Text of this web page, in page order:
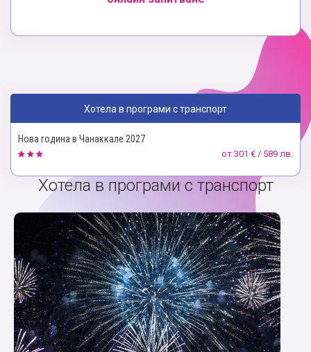
Хотела в програми с транспорт
Нова година в Чанаккале 2027
от 301 € / 589 лв.
Хотела в програми с транспорт